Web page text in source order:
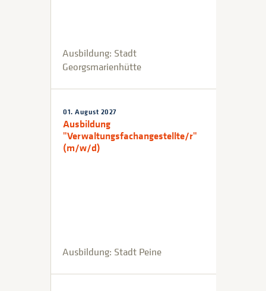
Ausbildung: Stadt
Georgsmarienhütte
01. August 2027
Ausbildung
"Verwaltungsfachangestellte/r"
(m/w/d)
Ausbildung: Stadt Peine